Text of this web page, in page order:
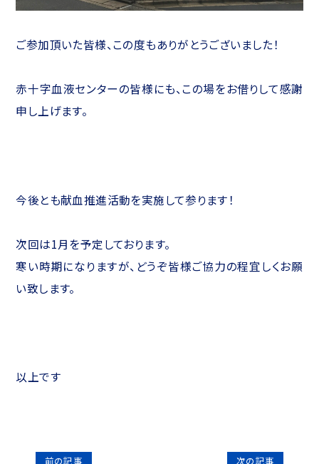
ご参加頂いた皆様、この度もありがとうございました！
赤十字血液センターの皆様にも、この場をお借りして感謝
申し上げます。
今後とも献血推進活動を実施して参ります！
次回は1月を予定しております。
寒い時期になりますが、どうぞ皆様ご協力の程宜しくお願
い致します。
以上です
前の記事 次の記事